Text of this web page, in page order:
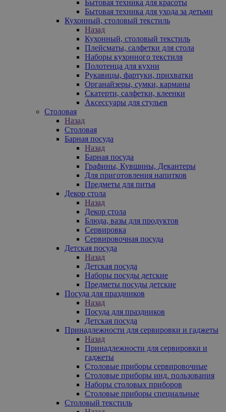
Бытовая техника для красоты
Бытовая техника для ухода за детьми
Кухонный, столовый текстиль
Назад
Кухонный, столовый текстиль
Плейсматы, салфетки для стола
Наборы кухонного текстиля
Полотенца для кухни
Рукавицы, фартуки, прихватки
Органайзеры, сумки, карманы
Скатерти, салфетки, клеенки
Аксессуары для стульев
Столовая
Назад
Столовая
Барная посуда
Назад
Барная посуда
Графины, Кувшины, Декантеры
Для приготовления напитков
Предметы для питья
Декор стола
Назад
Декор стола
Блюда, вазы для продуктов
Сервировка
Сервировочная посуда
Детская посуда
Назад
Детская посуда
Наборы посуды детские
Предметы посуды детские
Посуда для праздников
Назад
Посуда для праздников
Детская посуда
Принадлежности для сервировки и гаджеты
Назад
Принадлежности для сервировки и
гаджеты
Столовые приборы сервировочные
Столовые приборы инд. пользования
Наборы столовых приборов
Столовые приборы специальные
Столовый текстиль